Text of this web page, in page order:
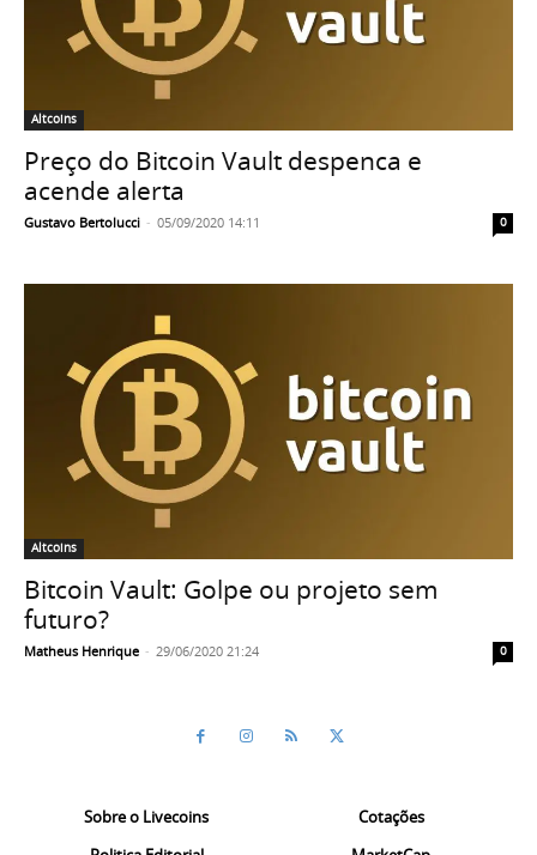
Altcoins
Preço do Bitcoin Vault despenca e
acende alerta
Gustavo Bertolucci - 05/09/2020 14:11 0
Altcoins
Bitcoin Vault: Golpe ou projeto sem
futuro?
Matheus Henrique - 29/06/2020 21:24 0
Sobre o Livecoins
Cotações